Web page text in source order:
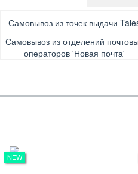
Самовывоз из точек выдачи
Самовывоз из отделений
операторов 'Новая почта'
Оплата при получении
Pay, Безналичными для
для физических лиц,
Гарантия. Обмен/
Доставка за счет
NEW